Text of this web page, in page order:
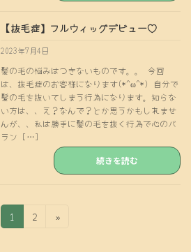
【抜毛症】フルウィッグデビュー♡
2023年7月4日
髪の毛の悩みはつきないものです。。 今回
は、抜毛症のお客様になります(*^ω^*) 自分で
髪の毛を抜いてしまう行為になります。知らな
い方は、、え？なんで？とか思うかもしれませ
んが、、私は勝手に髪の毛を抜く行為で心のバ
ラン […]
続きを読む
固
定
1
固
2 »